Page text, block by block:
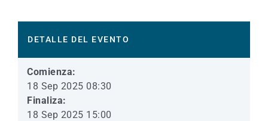
DETALLE DEL EVENTO
Comienza:
18 Sep 2025 08:30
Finaliza:
18 Sep 2025 15:00